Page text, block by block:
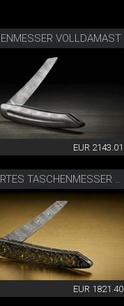
VOLLDAMAST
EUR 2143.01
LIMITIERTES TASCHENMESSER DAMAST CARBON/GOLD
EUR 1821.40